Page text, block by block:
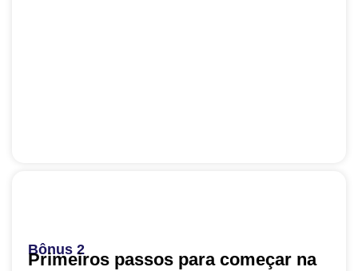
Bônus 2
Primeiros passos para começar na